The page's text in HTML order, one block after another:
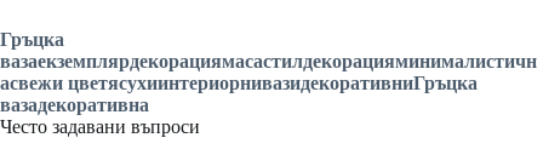
Гръцка
вазаекземплярдекорациямасастилдекорацияминималистичн
асвежи цветясухиинтериорнивазидекоративниГръцка
вазадекоративна
Често задавани въпроси